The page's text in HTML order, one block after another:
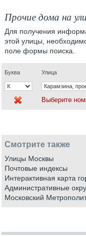
Прочие дома на
Для получения
этой улицы,
поле формы поиска.
Буква Улица
Выберите
Смотрите также
Улицы Москвы
Почтовые индексы
Интерактивная карта
Административные
Московский